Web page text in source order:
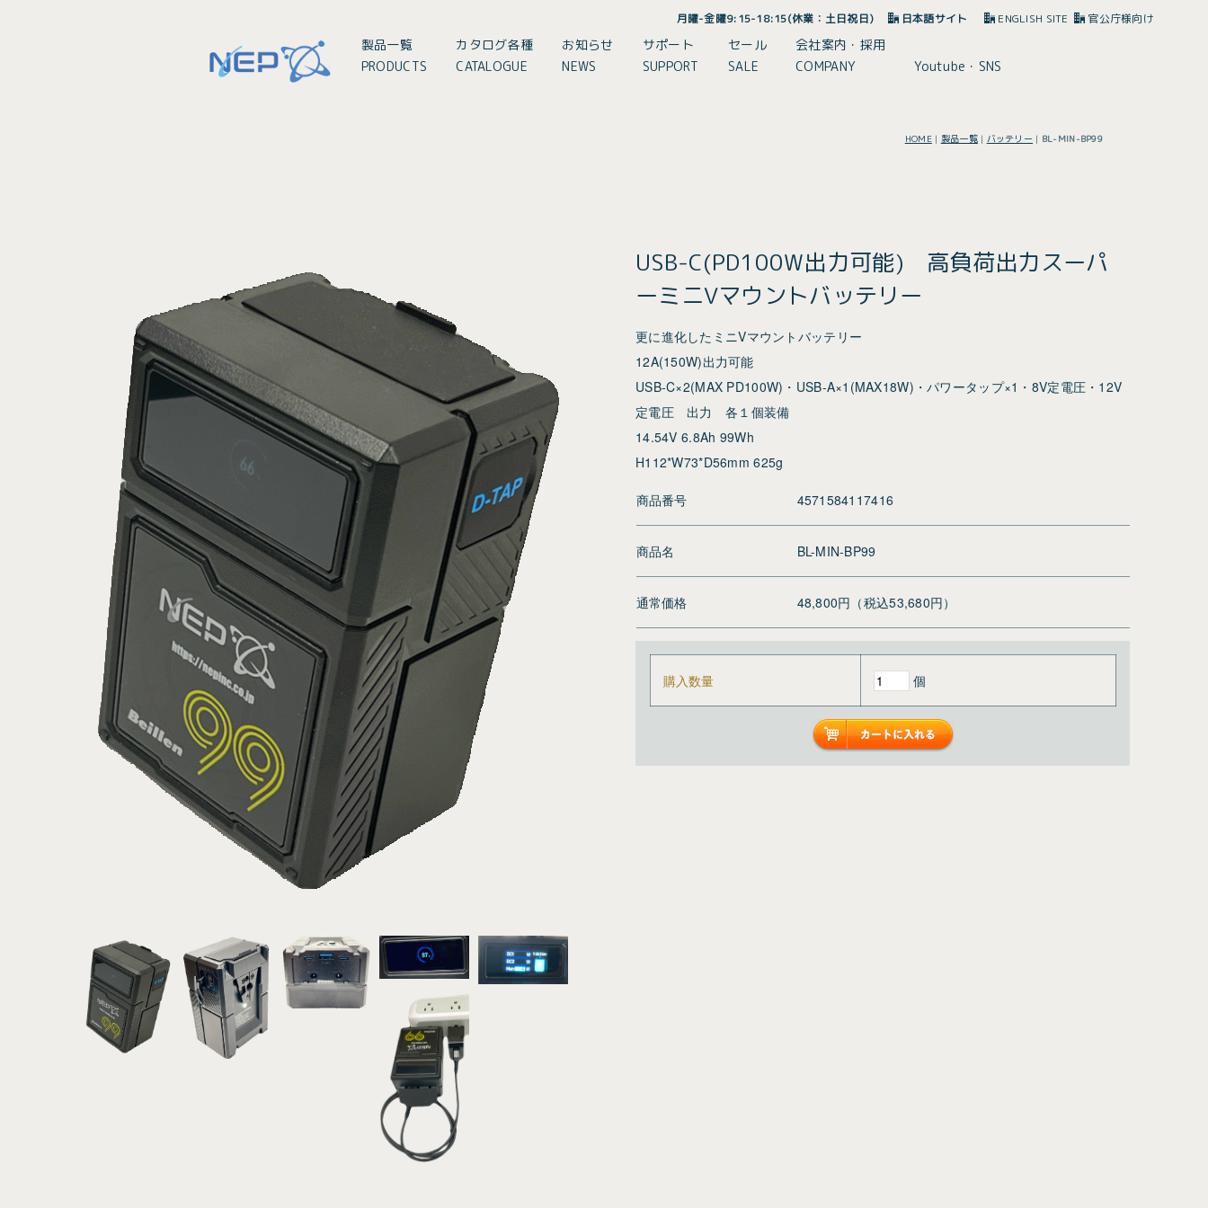
月曜-金曜9:15-18:15(休業：土日祝日) 日本語サイト ENGLISH SITE 官公庁様向け
製品一覧
PRODUCTS
カタログ各種
CATALOGUE
お知らせ
NEWS
サポート
SUPPORT
セール
SALE
会社案内・採用
COMPANY
Youtube・SNS
HOME| 製品一覧| バッテリー | BL-MIN-BP99
USB-C(PD100W出力可能) 高負荷出力スーパ
ーミニVマウントバッテリー
更に進化したミニVマウントバッテリー
12A(150W)出力可能
USB-C×2(MAX PD100W)・USB-A×1(MAX18W)・パワータップ×1・8V定電圧・12V
定電圧 出力 各１個装備
14.54V 6.8Ah 99Wh
H112*W73*D56mm 625g
商品番号 4571584117416
商品名 BL-MIN-BP99
通常価格 48,800円（税込53,680円）
購入数量 個